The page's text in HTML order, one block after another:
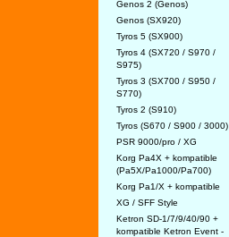
Genos 2 (Genos)
Genos (SX920)
Tyros 5 (SX900)
Tyros 4 (SX720 / S970 /
S975)
Tyros 3 (SX700 / S950 /
S770)
Tyros 2 (S910)
Tyros (S670 / S900 / 3000)
PSR 9000/pro / XG
Korg Pa4X + kompatible
(Pa5X/Pa1000/Pa700)
Korg Pa1/X + kompatible
XG / SFF Style
Ketron SD-1/7/9/40/90 +
kompatible Ketron Event -